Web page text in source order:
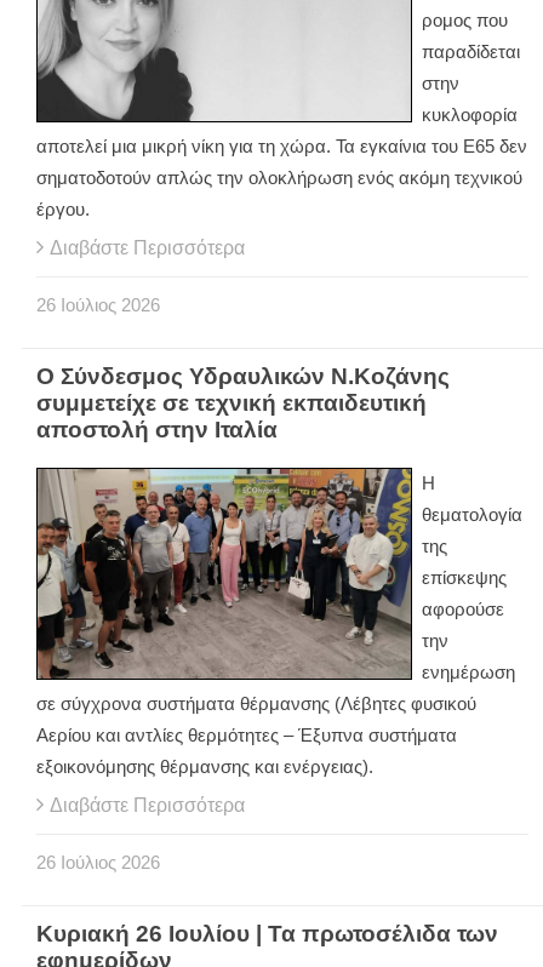
ρομος που
παραδίδεται
στην
κυκλοφορία
αποτελεί μια μικρή νίκη για τη χώρα. Τα εγκαίνια του Ε65 δεν
σηματοδοτούν απλώς την ολοκλήρωση ενός ακόμη τεχνικού
έργου.
Διαβάστε Περισσότερα
26 Ιούλιος 2026
Ο Σύνδεσμος Υδραυλικών Ν.Κοζάνης
συμμετείχε σε τεχνική εκπαιδευτική
αποστολή στην Ιταλία
Η
θεματολογία
της
επίσκεψης
αφορούσε
την
ενημέρωση
σε σύγχρονα συστήματα θέρμανσης (Λέβητες φυσικού
Αερίου και αντλίες θερμότητες – Έξυπνα συστήματα
εξοικονόμησης θέρμανσης και ενέργειας).
Διαβάστε Περισσότερα
26 Ιούλιος 2026
Κυριακή 26 Ιουλίου | Τα πρωτοσέλιδα των
εφημερίδων